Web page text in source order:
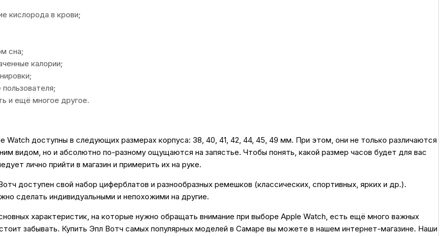
кислорода в крови;
сна;
калории;
и ещё многое другое.
Watch доступны в следующих размерах корпуса: 38, 40, 41, 42, 44, 45, 49 мм. При этом, они не только различаются
видом, но и абсолютно по-разному ощущаются на запястье. Чтобы понять, какой размер часов будет для вас
лично прийти в магазин и примерить их на руке.
доступен свой набор циферблатов и разнообразных ремешков (классических, спортивных, ярких и др.).
сделать индивидуальными и непохожими на другие.
характеристик, на которые нужно обращать внимание при выборе Apple Watch, есть ещё много важных
забывать. Купить Эпл Вотч самых популярных моделей в Самаре вы можете в нашем интернет-магазине. Наши